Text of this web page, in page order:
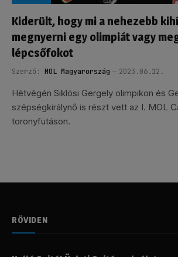
Kiderült, hogy mi a nehezebb
megnyerni egy olimpiát vagy
lépcsőfokot
Szerző: MOL Magyarország 2023.06.12.
Hétvégén Siklósi Gergely olimpikon és
szépségkirálynő is részt vett az I. MOL
toronyfutáson.
RÖVIDEN